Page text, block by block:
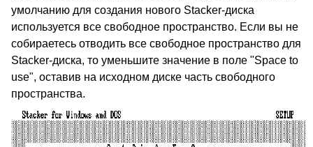
умолчанию для создания нового Stacker-диска
используется все свободное пространство. Если вы не
собираетесь отводить все свободное пространство для
Stacker-диска, то уменьшите значение в поле "Space to
use", оставив на исходном диске часть свободного
пространства.